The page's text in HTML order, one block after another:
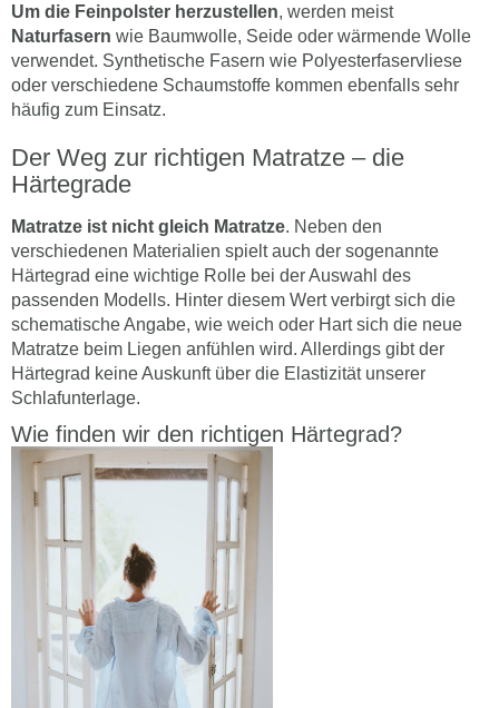
Um die Feinpolster herzustellen, werden meist
Naturfasern wie Baumwolle, Seide oder wärmende Wolle
verwendet. Synthetische Fasern wie Polyesterfaservliese
oder verschiedene Schaumstoffe kommen ebenfalls sehr
häufig zum Einsatz.
Der Weg zur richtigen Matratze – die
Härtegrade
Matratze ist nicht gleich Matratze. Neben den
verschiedenen Materialien spielt auch der sogenannte
Härtegrad eine wichtige Rolle bei der Auswahl des
passenden Modells. Hinter diesem Wert verbirgt sich die
schematische Angabe, wie weich oder Hart sich die neue
Matratze beim Liegen anfühlen wird. Allerdings gibt der
Härtegrad keine Auskunft über die Elastizität unserer
Schlafunterlage.
Wie finden wir den richtigen Härtegrad?